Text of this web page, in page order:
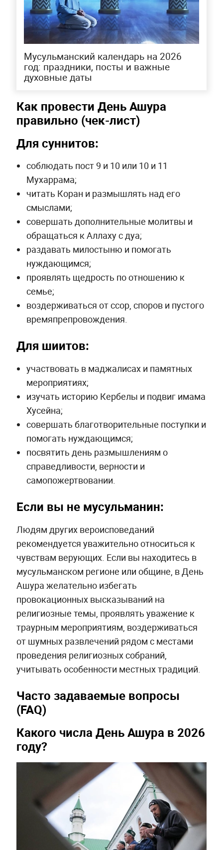
Мусульманский календарь на 2026
год: праздники, посты и важные
духовные даты
Как провести День Ашура
правильно (чек-лист)
Для суннитов:
соблюдать пост 9 и 10 или 10 и 11
Мухаррама;
читать Коран и размышлять над его
смыслами;
совершать дополнительные молитвы и
обращаться к Аллаху с дуа;
раздавать милостыню и помогать
нуждающимся;
проявлять щедрость по отношению к
семье;
воздерживаться от ссор, споров и пустого
времяпрепровождения.
Для шиитов:
участвовать в маджалисах и памятных
мероприятиях;
изучать историю Кербелы и подвиг имама
Хусейна;
совершать благотворительные поступки и
помогать нуждающимся;
посвятить день размышлениям о
справедливости, верности и
самопожертвовании.
Если вы не мусульманин:
Людям других вероисповеданий
рекомендуется уважительно относиться к
чувствам верующих. Если вы находитесь в
мусульманском регионе или общине, в День
Ашура желательно избегать
провокационных высказываний на
религиозные темы, проявлять уважение к
траурным мероприятиям, воздерживаться
от шумных развлечений рядом с местами
проведения религиозных собраний,
учитывать особенности местных традиций.
Часто задаваемые вопросы
(FAQ)
Какого числа День Ашура в 2026
году?